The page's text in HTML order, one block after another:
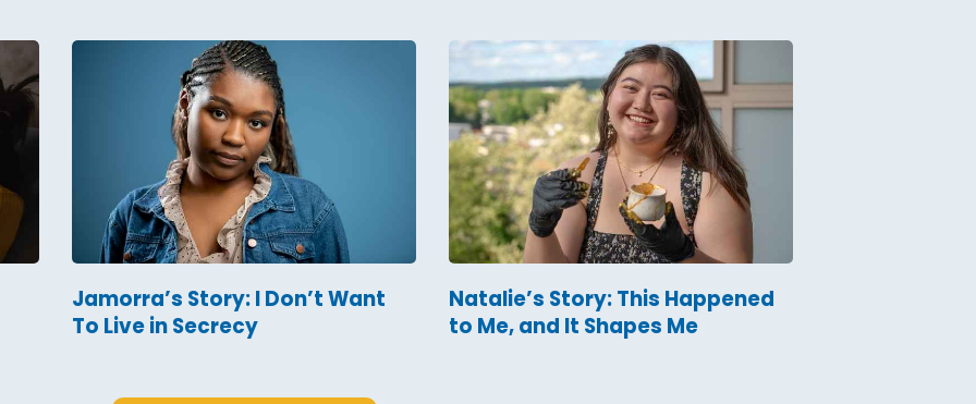
Jamorra’s Story: I Don’t Want
To Live in Secrecy
Natalie’s Story: This Happened
to Me, and It Shapes Me